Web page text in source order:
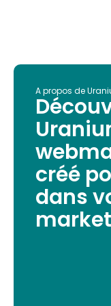
A propos de
créé
dans